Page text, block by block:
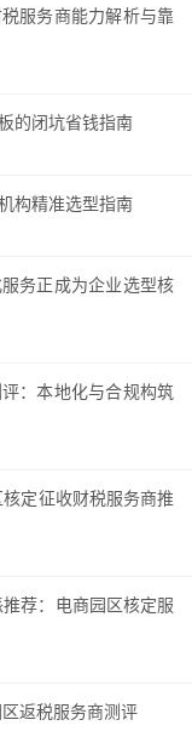
服务商能力解析与靠
的闭坑省钱指南
构精准选型指南
务正成为企业选型核
：本地化与合规构筑
定征收财税服务商推
荐：电商园区核定服
返税服务商测评